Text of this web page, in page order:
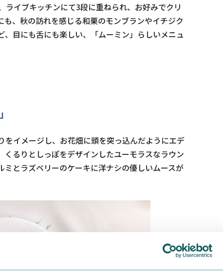
ライブキッチンにて3段に重ねられ、お好みでクリ
、秋の訪れを感じる和栗のモンブランやイチジク
目にも舌にも楽しい、「ムーミン」らしいメニュ
をイメージし、お花畑に頭を突っ込んだようにエデ
くるりとしっぽをデザインしたユーモラスなラウン
ミとラズベリーのケーキに洋ナシの優しいムースが